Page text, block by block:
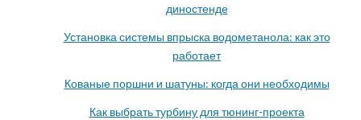
диностенде
Установка системы впрыска водометанола: как это
работает
Кованые поршни и шатуны: когда они необходимы
Как выбрать турбину для тюнинг-проекта